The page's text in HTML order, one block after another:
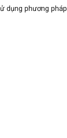
dụng phương pháp